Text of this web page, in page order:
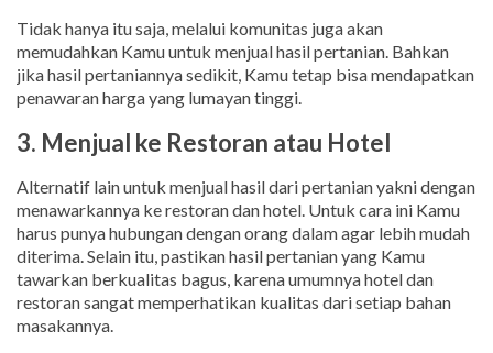
Tidak hanya itu saja, melalui komunitas juga akan
memudahkan Kamu untuk menjual hasil pertanian. Bahkan
jika hasil pertaniannya sedikit, Kamu tetap bisa mendapatkan
penawaran harga yang lumayan tinggi.
3. Menjual ke Restoran atau Hotel
Alternatif lain untuk menjual hasil dari pertanian yakni dengan
menawarkannya ke restoran dan hotel. Untuk cara ini Kamu
harus punya hubungan dengan orang dalam agar lebih mudah
diterima. Selain itu, pastikan hasil pertanian yang Kamu
tawarkan berkualitas bagus, karena umumnya hotel dan
restoran sangat memperhatikan kualitas dari setiap bahan
masakannya.